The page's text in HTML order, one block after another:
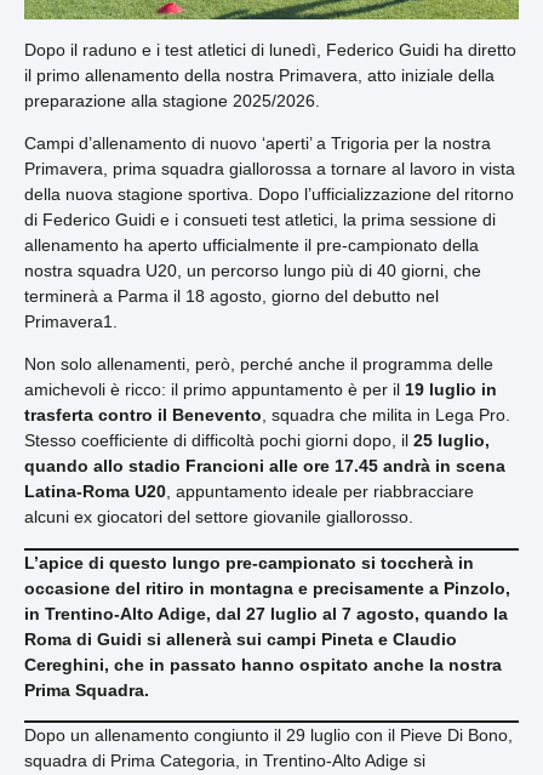
Dopo il raduno e i test atletici di lunedì, Federico Guidi ha diretto
il primo allenamento della nostra Primavera, atto iniziale della
preparazione alla stagione 2025/2026.
Campi d’allenamento di nuovo ‘aperti’ a Trigoria per la nostra
Primavera, prima squadra giallorossa a tornare al lavoro in vista
della nuova stagione sportiva. Dopo l’ufficializzazione del ritorno
di Federico Guidi e i consueti test atletici, la prima sessione di
allenamento ha aperto ufficialmente il pre-campionato della
nostra squadra U20, un percorso lungo più di 40 giorni, che
terminerà a Parma il 18 agosto, giorno del debutto nel
Primavera1.
Non solo allenamenti, però, perché anche il programma delle
amichevoli è ricco: il primo appuntamento è per il 19 luglio in
trasferta contro il Benevento, squadra che milita in Lega Pro.
Stesso coefficiente di difficoltà pochi giorni dopo, il 25 luglio,
quando allo stadio Francioni alle ore 17.45 andrà in scena
Latina-Roma U20, appuntamento ideale per riabbracciare
alcuni ex giocatori del settore giovanile giallorosso.
L’apice di questo lungo pre-campionato si toccherà in
occasione del ritiro in montagna e precisamente a Pinzolo,
in Trentino-Alto Adige, dal 27 luglio al 7 agosto, quando la
Roma di Guidi si allenerà sui campi Pineta e Claudio
Cereghini, che in passato hanno ospitato anche la nostra
Prima Squadra.
Dopo un allenamento congiunto il 29 luglio con il Pieve Di Bono,
squadra di Prima Categoria, in Trentino-Alto Adige si